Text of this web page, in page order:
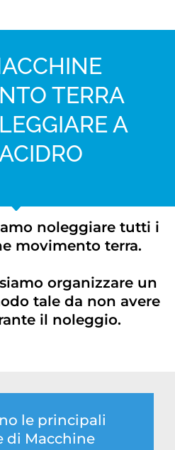
TERRA
A
noleggiare tutti i
movimento terra.
organizzare un
tale da non avere
il noleggio.
le principali
di Macchine